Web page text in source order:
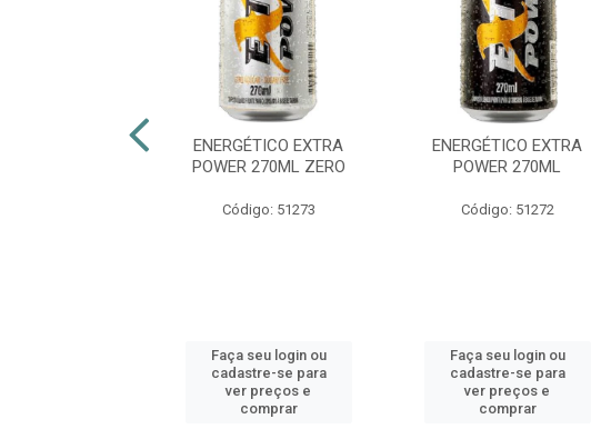
ENERGÉTICO EXTRA
POWER 270ML ZERO
Código: 51273
Faça seu login ou
cadastre-se para
ver preços e
comprar
ENERGÉTICO EXTRA
POWER 270ML
Código: 51272
Faça seu login ou
cadastre-se para
ver preços e
comprar